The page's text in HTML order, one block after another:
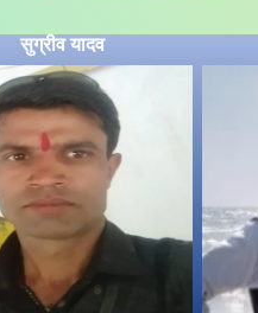
सुग्रीव यादव